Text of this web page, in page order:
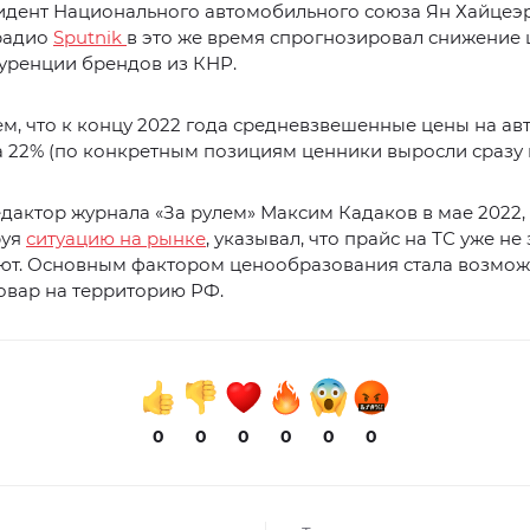
Национального автомобильного союза Ян
Sputnik в это же время спрогнозировал снижение
брендов из КНР.
что к концу 2022 года средневзвешенные цены на
(по конкретным позициям ценники выросли сразу
журнала «За рулем» Максим Кадаков в мае 2022,
ситуацию на рынке, указывал, что прайс на ТС уже не
Основным фактором ценообразования стала
на территорию РФ.
0 0 0 0 0 0